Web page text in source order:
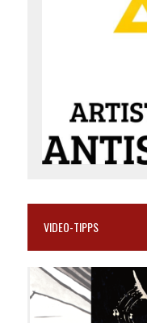
VIDEO-TIPPS